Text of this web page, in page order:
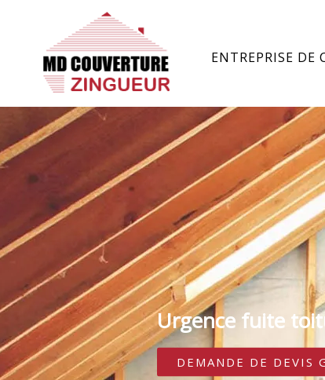
ENTREPRISE DE
Urgence fuite
DEMANDE DE DEVIS